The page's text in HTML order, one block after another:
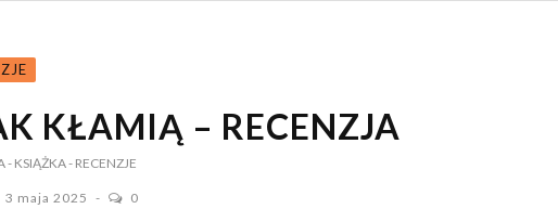
KŁAMIĄ – RECENZJA
- KSIĄŻKA- RECENZJE
3 maja 2025 0